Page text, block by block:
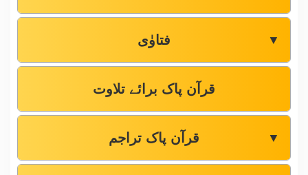
فتاوٰی ▼
قرآن پاک برائے تلاوت
قرآن پاک تراجم ▼